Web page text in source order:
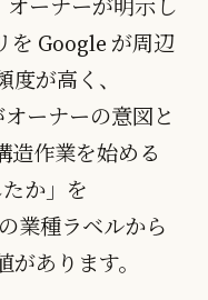
オーナーが明示し
を Google が周辺
が高く、
ーナーの意図と
造作業を始める
か」を
業種ラベルから
あります。